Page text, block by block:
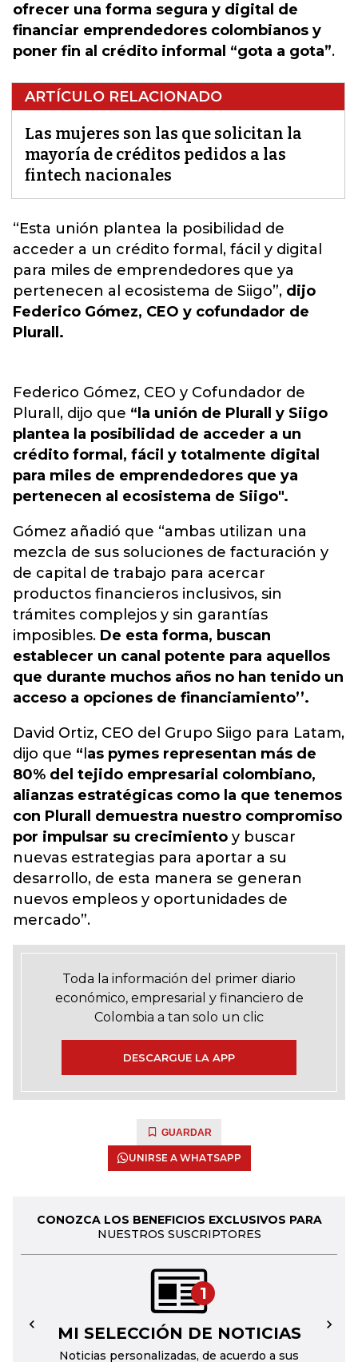
ofrecer una forma segura y digital de
financiar emprendedores colombianos y
poner fin al crédito informal “gota a gota”.
ARTÍCULO RELACIONADO
Las mujeres son las que solicitan la
mayoría de créditos pedidos a las
fintech nacionales
“Esta unión plantea la posibilidad de
acceder a un crédito formal, fácil y digital
para miles de emprendedores que ya
pertenecen al ecosistema de Siigo”, dijo
Federico Gómez, CEO y cofundador de
Plurall.
Federico Gómez, CEO y Cofundador de
Plurall, dijo que “la unión de Plurall y Siigo
plantea la posibilidad de acceder a un
crédito formal, fácil y totalmente digital
para miles de emprendedores que ya
pertenecen al ecosistema de Siigo".
Gómez añadió que “ambas utilizan una
mezcla de sus soluciones de facturación y
de capital de trabajo para acercar
productos financieros inclusivos, sin
trámites complejos y sin garantías
imposibles. De esta forma, buscan
establecer un canal potente para aquellos
que durante muchos años no han tenido un
acceso a opciones de financiamiento’’.
David Ortiz, CEO del Grupo Siigo para Latam,
dijo que “ as pymes representan más de
80% del tejido empresarial colombiano,
alianzas estratégicas como la que tenemos
con Plurall demuestra nuestro compromiso
por impulsar su crecimiento y buscar
nuevas estrategias para aportar a su
desarrollo, de esta manera se generan
nuevos empleos y oportunidades de
mercado”.
Toda la información del primer diario
económico, empresarial y financiero de
Colombia a tan solo un clic
DESCARGUE LA APP
GUARDAR
UNIRSE A WHATSAPP
CONOZCA LOS BENEFICIOS EXCLUSIVOS PARA
NUESTROS SUSCRIPTORES
1
MI SELECCIÓN DE NOTICIAS
Noticias personalizadas, de acuerdo a sus
← →